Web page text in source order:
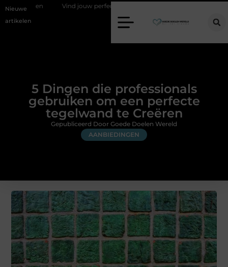
Nieuwe
artikelen
Vind jouw perfecte AC Milan merchandise
5 Dingen die professionals
gebruiken om een perfecte
tegelwand te Creëren
AANBIEDINGEN
Gepubliceerd Door Goede Doelen Wereld